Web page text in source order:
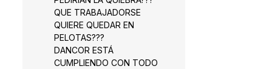
QUE TRABAJADORSE
QUIERE QUEDAR EN
PELOTAS???
DANCOR ESTÁ
CUMPLIENDO CON TODO